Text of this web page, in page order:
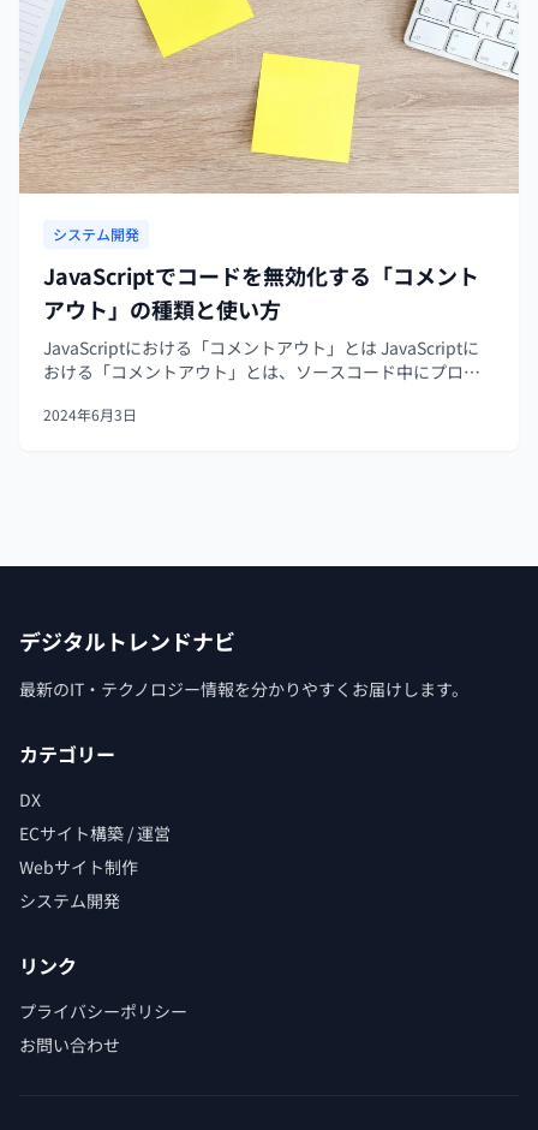
システム開発
JavaScriptでコードを無効化する「コメント
アウト」の種類と使い方
JavaScriptにおける「コメントアウト」とは JavaScriptに
おける「コメントアウト」とは、ソースコード中にプログ
ウトを使用することで、コードの他の部分はそのままにし
2024年6月3日
デジタルトレンドナビ
最新のIT・テクノロジー情報を分かりやすくお届けします。
カテゴリー
DX
ECサイト構築 / 運営
Webサイト制作
システム開発
リンク
プライバシーポリシー
お問い合わせ